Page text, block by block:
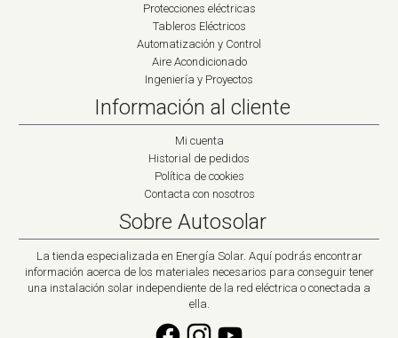
Protecciones eléctricas
Tableros Eléctricos
Automatización y Control
Aire Acondicionado
Ingeniería y Proyectos
Información al cliente
Mi cuenta
Historial de pedidos
Política de cookies
Contacta con nosotros
Sobre Autosolar
La tienda especializada en Energía Solar. Aquí podrás encontrar
información acerca de los materiales necesarios para conseguir tener
una instalación solar independiente de la red eléctrica o conectada a
ella.